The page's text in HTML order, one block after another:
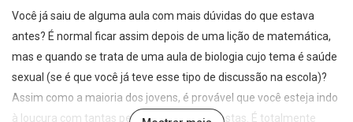
Você já saiu de alguma aula com mais dúvidas do que estava
antes? É normal ficar assim depois de uma lição de matemática,
mas e quando se trata de uma aula de biologia cujo tema é saúde
sexual (se é que você já teve esse tipo de discussão na escola)?
Assim como a maioria dos jovens, é provável que você esteja indo
à loucura com tantas perguntas sem respostas. É totalmente